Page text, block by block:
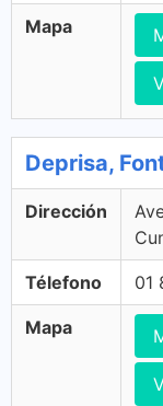
Mapa
Deprisa,
Dirección
Télefono 01
Mapa